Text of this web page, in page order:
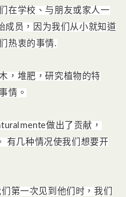
在学校、与朋友或家人一
成员，因为我们从小就知道
热衷的事情.
，堆肥，研究植物的特
情。
做出了贡献，
有几种情况使我们想要开
们第一次见到他们时，我们